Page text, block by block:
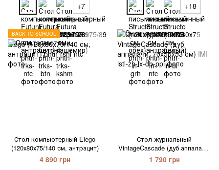
+7 +18
BACK TO SCHOOL
Стол компьютерный Elego
(120х80х75/140 см, антрацит)
4 890 грн
Стол журнальный
VintageCascade (дуб аппалачи,
70x50x53 см) IMI
1 790 грн